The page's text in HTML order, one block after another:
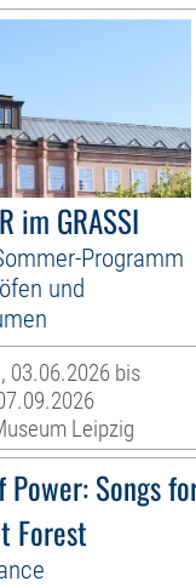
im GRASSI
Programm
und
03.06.2026 bis
Leipzig
Power: Songs
Forest